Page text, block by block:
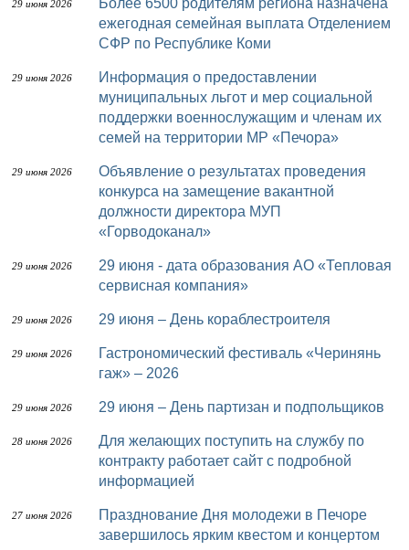
29 июня 2026
Более 6500 родителям региона назначена
ежегодная семейная выплата Отделением
СФР по Республике Коми
29 июня 2026
Информация о предоставлении
муниципальных льгот и мер социальной
поддержки военнослужащим и членам их
семей на территории МР «Печора»
29 июня 2026
Объявление о результатах проведения
конкурса на замещение вакантной
должности директора МУП
«Горводоканал»
29 июня 2026
29 июня - дата образования АО «Тепловая
сервисная компания»
29 июня 2026 29 июня – День кораблестроителя
29 июня 2026
Гастрономический фестиваль «Черинянь
гаж» – 2026
29 июня 2026 29 июня – День партизан и подпольщиков
28 июня 2026
Для желающих поступить на службу по
контракту работает сайт с подробной
информацией
27 июня 2026
Празднование Дня молодежи в Печоре
завершилось ярким квестом и концертом